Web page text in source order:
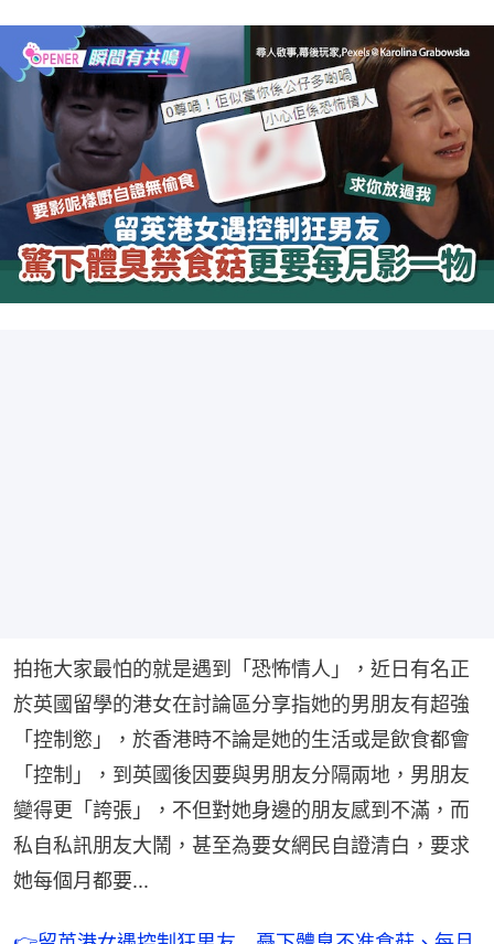
拍拖大家最怕的就是遇到「恐怖情人」，近日有名正
於英國留學的港女在討論區分享指她的男朋友有超強
「控制慾」，於香港時不論是她的生活或是飲食都會
「控制」，到英國後因要與男朋友分隔兩地，男朋友
變得更「誇張」，不但對她身邊的朋友感到不滿，而
私自私訊朋友大鬧，甚至為要女網民自證清白，要求
她每個月都要...